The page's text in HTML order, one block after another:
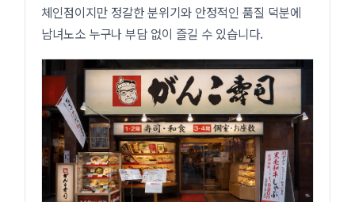
체인점이지만 정갈한 분위기와 안정적인 품질 덕분에
남녀노소 누구나 부담 없이 즐길 수 있습니다.